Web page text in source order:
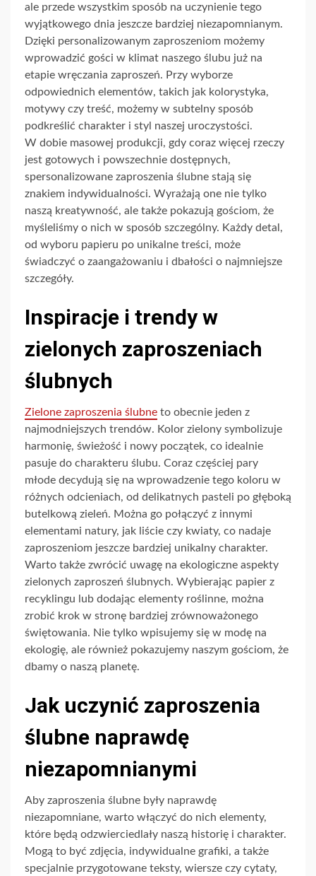
ale przede wszystkim sposób na uczynienie tego
wyjątkowego dnia jeszcze bardziej niezapomnianym.
Dzięki personalizowanym zaproszeniom możemy
wprowadzić gości w klimat naszego ślubu już na
etapie wręczania zaproszeń. Przy wyborze
odpowiednich elementów, takich jak kolorystyka,
motywy czy treść, możemy w subtelny sposób
podkreślić charakter i styl naszej uroczystości.
W dobie masowej produkcji, gdy coraz więcej rzeczy
jest gotowych i powszechnie dostępnych,
spersonalizowane zaproszenia ślubne stają się
znakiem indywidualności. Wyrażają one nie tylko
naszą kreatywność, ale także pokazują gościom, że
myśleliśmy o nich w sposób szczególny. Każdy detal,
od wyboru papieru po unikalne treści, może
świadczyć o zaangażowaniu i dbałości o najmniejsze
szczegóły.
Inspiracje i trendy w
zielonych zaproszeniach
ślubnych
Zielone zaproszenia ślubne to obecnie jeden z
najmodniejszych trendów. Kolor zielony symbolizuje
harmonię, świeżość i nowy początek, co idealnie
pasuje do charakteru ślubu. Coraz częściej pary
młode decydują się na wprowadzenie tego koloru w
różnych odcieniach, od delikatnych pasteli po głęboką
butelkową zieleń. Można go połączyć z innymi
elementami natury, jak liście czy kwiaty, co nadaje
zaproszeniom jeszcze bardziej unikalny charakter.
Warto także zwrócić uwagę na ekologiczne aspekty
zielonych zaproszeń ślubnych. Wybierając papier z
recyklingu lub dodając elementy roślinne, można
zrobić krok w stronę bardziej zrównoważonego
świętowania. Nie tylko wpisujemy się w modę na
ekologię, ale również pokazujemy naszym gościom, że
dbamy o naszą planetę.
Jak uczynić zaproszenia
ślubne naprawdę
niezapomnianymi
Aby zaproszenia ślubne były naprawdę
niezapomniane, warto włączyć do nich elementy,
które będą odzwierciedlały naszą historię i charakter.
Mogą to być zdjęcia, indywidualne grafiki, a także
specjalnie przygotowane teksty, wiersze czy cytaty,